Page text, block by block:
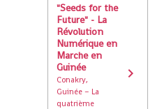
"Seeds for the
Future" - La
Révolution
Numérique en
Marche en
Guinée
Conakry,
Guinée – La
quatrième